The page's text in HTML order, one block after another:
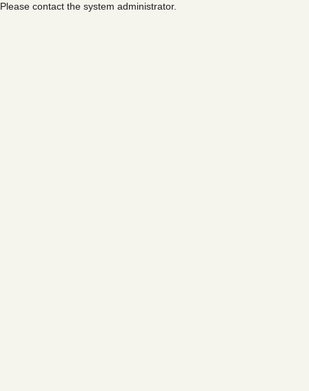
Please contact the system administrator.